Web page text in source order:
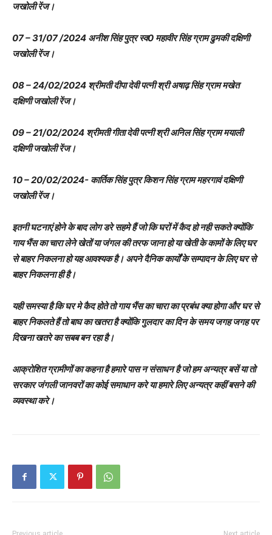
जखोली रेंज।
07 – 31/07 /2024 अनीश सिंह पुत्र स्व0 महावीर सिंह ग्राम ढुमकी दक्षिणी
जखोली रेंज।
08 – 24/02/2024 श्रीमती दीपा देवी पत्नी श्री अषाढ़ सिंह ग्राम मखेत
दक्षिणी जखोली रेंज।
09 – 21/02/2024 श्रीमती गीता देवी पत्नी श्री अनिल सिंह ग्राम मयाली
दक्षिणी जखोली रेंज।
10 – 20/02/2024- कार्तिक सिंह पुत्र किशन सिंह ग्राम महरगावं दक्षिणी
जखोली रेंज।
इतनी घटनाएं होने के बाद लोग डरे सहमे हैं जो कि घरों में कैद हो नही सकते क्योंकि
गाय भैंस का चारा लेने खेतों या जंगल की तरफ जाना हो या खेती के कामों के लिए घर
से बाहर निकलना हो यह आवश्यक है। अपने दैनिक कार्यों के सम्पादन के लिए घर से
बाहर निकलना ही है।
यही समस्या है कि घर मे कैद होते तो गाय भैंस का चारा का प्रबंध क्या होगा और घर से
बाहर निकलते हैं तो बाघ का खतरा है क्योंकि गुलदार का दिन के समय जगह जगह पर
दिखना खतरे का सबब बन रहा है।
आक्रोशित ग्रामीणों का कहना है हमारे पास न संसाधन है जो हम अन्यत्र बसें या तो
सरकार जंगली जानवरों का कोई समाधान करे या हमारे लिए अन्यत्र कहीं बसने की
व्यवस्था करे।